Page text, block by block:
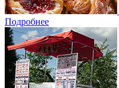
Подробнее